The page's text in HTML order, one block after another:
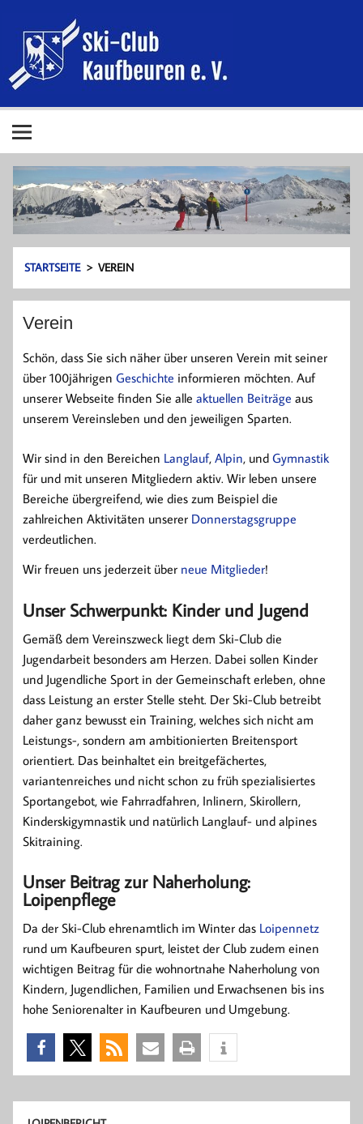
springen
Ski-Club Kaufbeuren e. V.
STARTSEITE VEREIN
Verein
Schön, dass Sie sich näher über unseren Verein mit seiner
über 100jährigen Geschichte informieren möchten. Auf
unserer Webseite finden Sie alle aktuellen Beiträge aus
unserem Vereinsleben und den jeweiligen Sparten.
Wir sind in den Bereichen Langlauf, Alpin, und Gymnastik
für und mit unseren Mitgliedern aktiv. Wir leben unsere
Bereiche übergreifend, wie dies zum Beispiel die
zahlreichen Aktivitäten unserer Donnerstagsgruppe
verdeutlichen.
Wir freuen uns jederzeit über neue Mitglieder!
Unser Schwerpunkt: Kinder und Jugend
Gemäß dem Vereinszweck liegt dem Ski-Club die
Jugendarbeit besonders am Herzen. Dabei sollen Kinder
und Jugendliche Sport in der Gemeinschaft erleben, ohne
dass Leistung an erster Stelle steht. Der Ski-Club betreibt
daher ganz bewusst ein Training, welches sich nicht am
Leistungs-, sondern am ambitionierten Breitensport
orientiert. Das beinhaltet ein breitgefächertes,
variantenreiches und nicht schon zu früh spezialisiertes
Sportangebot, wie Fahrradfahren, Inlinern, Skirollern,
Kinderskigymnastik und natürlich Langlauf- und alpines
Skitraining.
Unser Beitrag zur Naherholung:
Loipenpflege
Da der Ski-Club ehrenamtlich im Winter das Loipennetz
rund um Kaufbeuren spurt, leistet der Club zudem einen
wichtigen Beitrag für die wohnortnahe Naherholung von
Kindern, Jugendlichen, Familien und Erwachsenen bis ins
hohe Seniorenalter in Kaufbeuren und Umgebung.